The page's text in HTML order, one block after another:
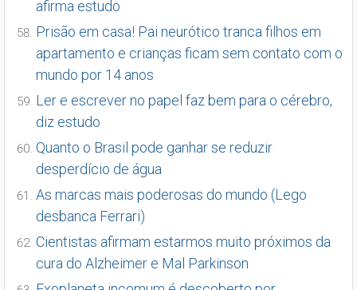
afirma estudo
Prisão em casa! Pai neurótico tranca filhos em
apartamento e crianças ficam sem contato com o
mundo por 14 anos
Ler e escrever no papel faz bem para o cérebro,
diz estudo
Quanto o Brasil pode ganhar se reduzir
desperdício de água
As marcas mais poderosas do mundo (Lego
desbanca Ferrari)
Cientistas afirmam estarmos muito próximos da
cura do Alzheimer e Mal Parkinson